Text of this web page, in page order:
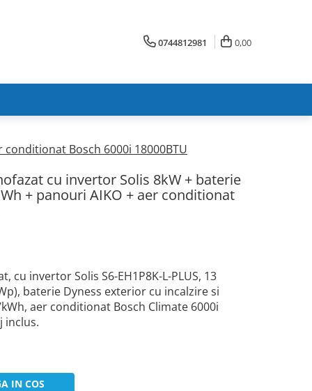
0744812981 0,00
Bosch 6000i 18000BTU
cu invertor Solis 8kW + baterie
+ panouri AIKO + aer conditionat
cu invertor Solis S6-EH1P8K-L-PLUS, 13
baterie Dyness exterior cu incalzire si
aer conditionat Bosch Climate 6000i
inclus.
IN COS